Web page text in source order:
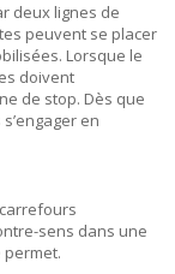
deux lignes de
peuvent se placer
Lorsque le
doivent
de stop. Dès que
en
sens dans une